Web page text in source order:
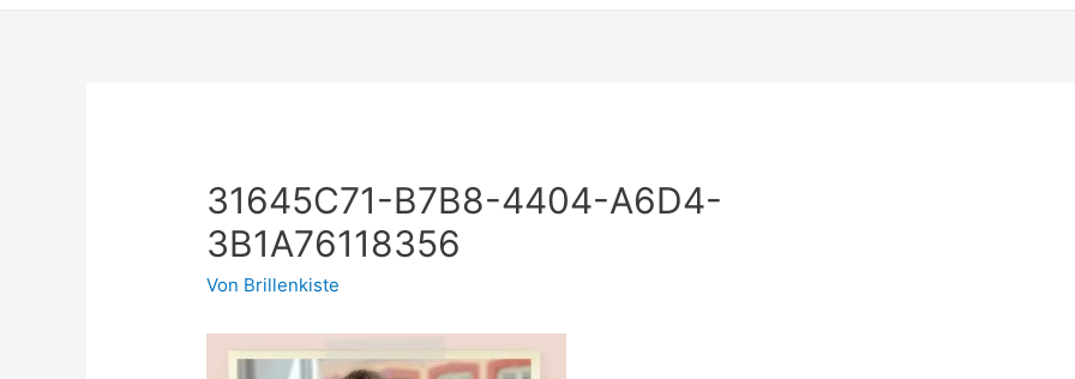
31645C71-B7B8-4404-A6D4-
3B1A76118356
Von Brillenkiste